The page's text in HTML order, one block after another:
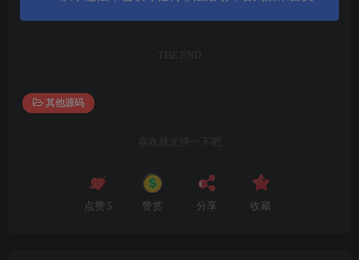
THE END
其他源码
喜欢就支持一下吧
点赞 5 赞赏 分享 收藏